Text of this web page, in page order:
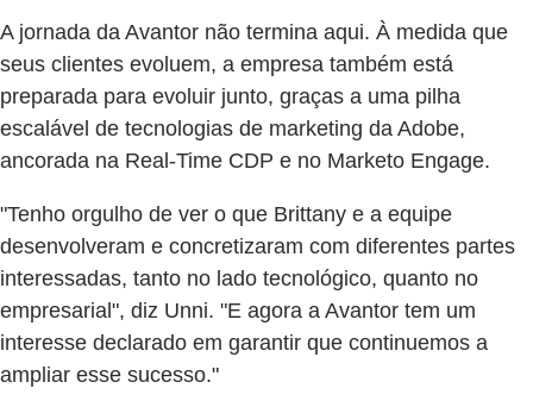
A jornada da Avantor não termina aqui. À medida que
seus clientes evoluem, a empresa também está
preparada para evoluir junto, graças a uma pilha
escalável de tecnologias de marketing da Adobe,
ancorada na Real-Time CDP e no Marketo Engage.
"Tenho orgulho de ver o que Brittany e a equipe
desenvolveram e concretizaram com diferentes partes
interessadas, tanto no lado tecnológico, quanto no
empresarial", diz Unni. "E agora a Avantor tem um
interesse declarado em garantir que continuemos a
ampliar esse sucesso."